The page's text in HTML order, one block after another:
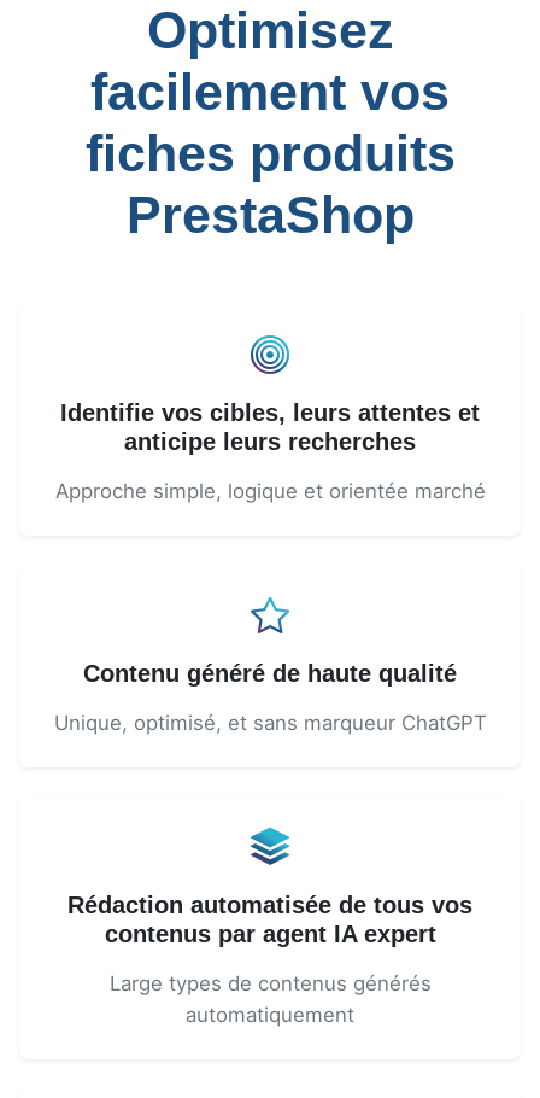
Optimisez
facilement vos
fiches produits
PrestaShop
Identifie vos cibles, leurs attentes et
anticipe leurs recherches
Approche simple, logique et orientée marché
Contenu généré de haute qualité
Unique, optimisé, et sans marqueur ChatGPT
Rédaction automatisée de tous vos
contenus par agent IA expert
Large types de contenus générés
automatiquement